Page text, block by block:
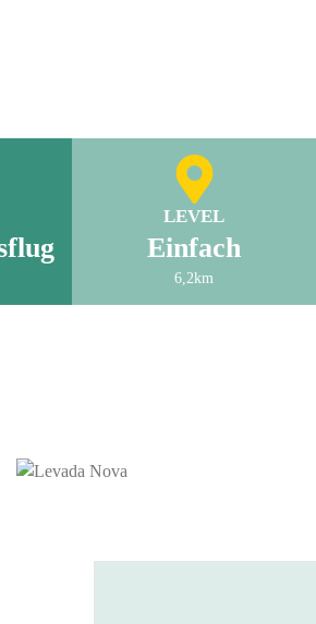
LEVEL
Einfach
6,2km